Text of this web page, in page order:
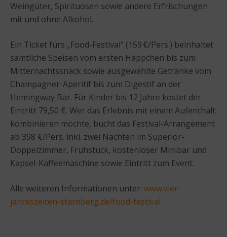
Weingüter, Spirituosen sowie andere Erfrischungen
mit und ohne Alkohol.
Ein Ticket fürs „Food-Festival“ (159 €/Pers.) beinhaltet
sämtliche Speisen vom ersten Häppchen bis zum
Mitternachtssnack sowie ausgewählte Getränke vom
Champagner-Aperitif bis zum Digestif an der
Hemingway Bar. Für Kinder bis 12 Jahre kostet der
Eintritt 79,50 €. Wer das Erlebnis mit einem Aufenthalt
kombinieren möchte, bucht das Festival-Arrangement
ab 398 €/Pers. inkl. zwei Nächten im Superior-
Doppelzimmer, Frühstück, kostenloser Minibar und
Kapsel-Kaffeemaschine sowie Eintritt zum Event.
Alle weiteren Informationen unter: www.vier-
jahreszeiten-starnberg.de/food-festival